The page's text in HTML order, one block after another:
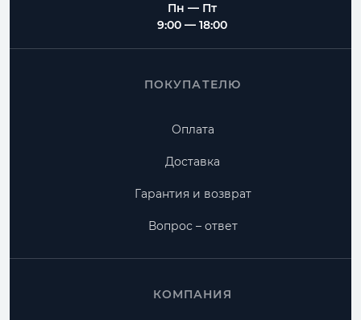
Пн — Пт
9:00 — 18:00
ПОКУПАТЕЛЮ
Оплата
Доставка
Гарантия и возврат
Вопрос – ответ
КОМПАНИЯ